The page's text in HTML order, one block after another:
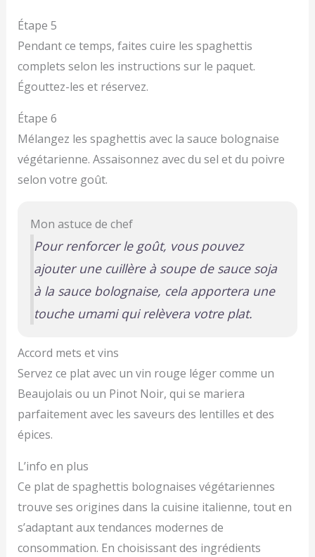
Étape 5
Pendant ce temps, faites cuire les spaghettis
complets selon les instructions sur le paquet.
Égouttez-les et réservez.
Étape 6
Mélangez les spaghettis avec la sauce bolognaise
végétarienne. Assaisonnez avec du sel et du poivre
selon votre goût.
Mon astuce de chef
Pour renforcer le goût, vous pouvez
ajouter une cuillère à soupe de sauce soja
à la sauce bolognaise, cela apportera une
touche umami qui relèvera votre plat.
Accord mets et vins
Servez ce plat avec un vin rouge léger comme un
Beaujolais ou un Pinot Noir, qui se mariera
parfaitement avec les saveurs des lentilles et des
épices.
L’info en plus
Ce plat de spaghettis bolognaises végétariennes
trouve ses origines dans la cuisine italienne, tout en
s’adaptant aux tendances modernes de
consommation. En choisissant des ingrédients